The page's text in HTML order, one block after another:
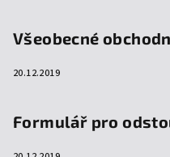
Všeobecné
20.12.2019
Formulář pro